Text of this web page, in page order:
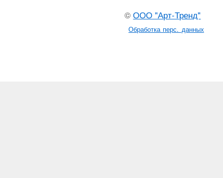
©ООО "Арт-Тренд"
Обработка перс. данных